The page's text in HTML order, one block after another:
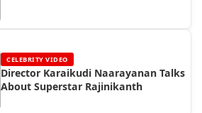
CELEBRITY VIDEO
Director Karaikudi Naarayanan Talks
About Superstar Rajinikanth